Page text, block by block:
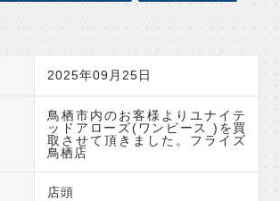
2025年09月25日
鳥栖市内のお客様よりユナイテ
ッドアローズ(ワンピース )を買
取させて頂きました。フライズ
鳥栖店
店頭